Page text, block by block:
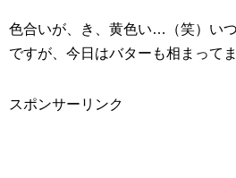
色合いが、き、黄色い…（笑）い
ですが、今日はバターも相まって
スポンサーリンク